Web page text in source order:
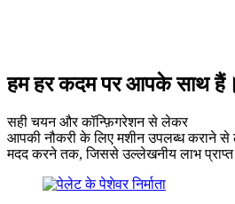
हम हर कदम पर आपके साथ हैं।
सही चयन और कॉन्फ़िगरेशन से लेकर
आपकी नौकरी के लिए मशीन उपलब्ध कराने से
मदद करने तक, जिससे उल्लेखनीय लाभ प्राप्त